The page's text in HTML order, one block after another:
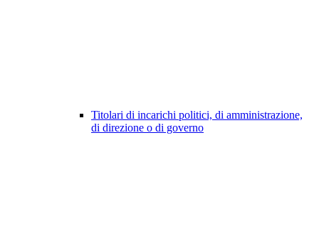
Titolari di incarichi politici, di amministrazione,
di direzione o di governo